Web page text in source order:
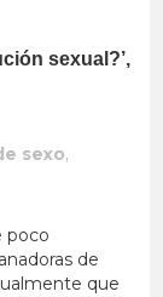
sexual?’,
sexo,
poco
de
que